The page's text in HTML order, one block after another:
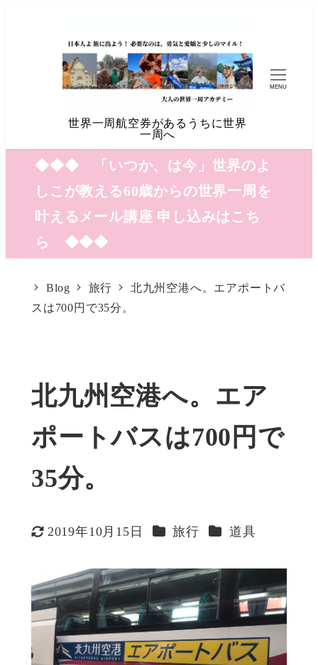
世界一周航空券があるうちに世界
一周へ
MENU
◆◆◆ 「いつか、は今」世界のよ
しこが教える60歳からの世界一周を
叶えるメール講座 申し込みはこち
ら ◆◆◆
Blog 旅行
北九州空港へ。エアポートバ
スは700円で35分。
北九州空港へ。エア
ポートバスは700円で
35分。
更新日
2019年10月15日 カテゴリー
旅行 カテゴリー
道具